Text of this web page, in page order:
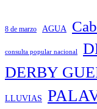
8 de marzo AGUA
consulta popular nacional
DERBY
LLUVIAS